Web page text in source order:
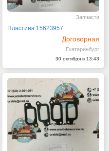
Запчасти
Пластина 15623957
Договорная
Екатеринбург
30 октября в 13:43